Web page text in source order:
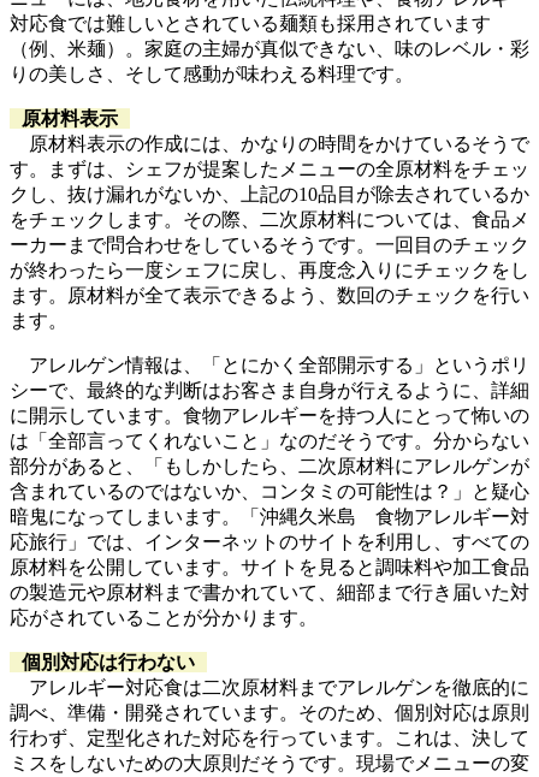
対応食では難しいとされている麺類も採用されています
（例、米麺）。家庭の主婦が真似できない、味のレベル・彩
りの美しさ、そして感動が味わえる料理です。
原材料表示
原材料表示の作成には、かなりの時間をかけているそうで
す。まずは、シェフが提案したメニューの全原材料をチェッ
クし、抜け漏れがないか、上記の10品目が除去されているか
をチェックします。その際、二次原材料については、食品メ
ーカーまで問合わせをしているそうです。一回目のチェック
が終わったら一度シェフに戻し、再度念入りにチェックをし
ます。原材料が全て表示できるよう、数回のチェックを行い
ます。
アレルゲン情報は、「とにかく全部開示する」というポリ
シーで、最終的な判断はお客さま自身が行えるように、詳細
に開示しています。食物アレルギーを持つ人にとって怖いの
は「全部言ってくれないこと」なのだそうです。分からない
部分があると、「もしかしたら、二次原材料にアレルゲンが
含まれているのではないか、コンタミの可能性は？」と疑心
暗鬼になってしまいます。「沖縄久米島 食物アレルギー対
応旅行」では、インターネットのサイトを利用し、すべての
原材料を公開しています。サイトを見ると調味料や加工食品
の製造元や原材料まで書かれていて、細部まで行き届いた対
応がされていることが分かります。
個別対応は行わない
アレルギー対応食は二次原材料までアレルゲンを徹底的に
調べ、準備・開発されています。そのため、個別対応は原則
行わず、定型化された対応を行っています。これは、決して
ミスをしないための大原則だそうです。現場でメニューの変